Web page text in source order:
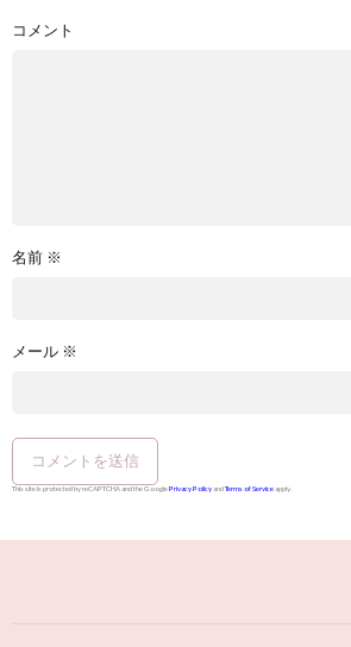
コメント
名前 ※
メール ※
This site is protected by reCAPTCHA and the GooglePrivacy Policy andTerms of Service apply.